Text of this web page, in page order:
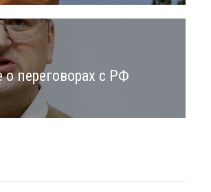
переговорах с РФ